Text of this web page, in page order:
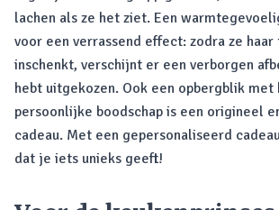
lachen als ze het ziet. Een
voor een verrassend effect: zodra ze
inschenkt, verschijnt er een verborgen
hebt uitgekozen. Ook een opbergblik met
persoonlijke boodschap is een origineel
cadeau. Met een gepersonaliseerd
dat je iets unieks geeft!